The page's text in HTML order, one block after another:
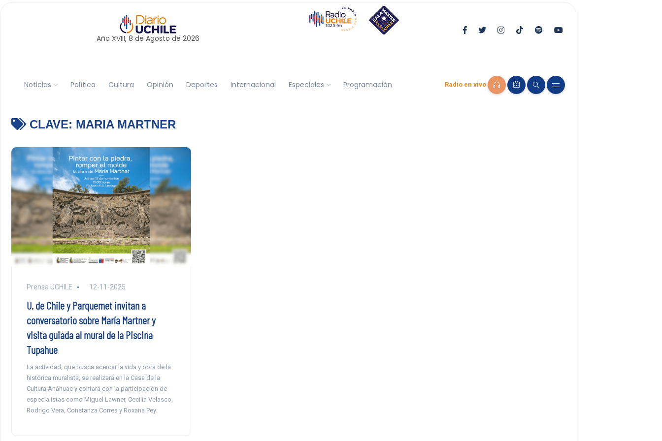
Año XVIII, 8 de Agosto de 2026
Noticias Política Cultura Opinión Deportes Internacional Especiales Programación Radio en vivo
CLAVE: MARIA MARTNER
Prensa UCHILE 12-11-2025
U. de Chile y Parquemet invitan a
conversatorio sobre María Martner y
visita guiada al mural de la Piscina
Tupahue
La actividad, que busca acercar la vida y obra de la
histórica muralista, se realizará en la Casa de la
Cultura Anáhuac y contará con la participación de
especialistas como Miguel Lawner, Cecilia Velasco,
Rodrigo Vera, Constanza Correa y Roxana Pey.